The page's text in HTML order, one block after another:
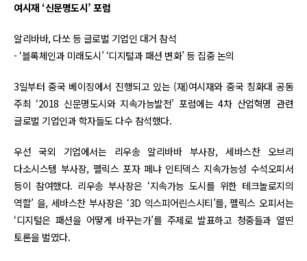
여시재 ‘신문명도시’ 포럼
알리바바, 다쏘 등 글로벌 기업인 대거 참석
- ‘블록체인과 미래도시’ ‘디지털과 패션 변화’ 등 집중 논의
3일부터 중국 베이징에서 진행되고 있는 (재)여시재와 중국 칭화대 공동
주최 ‘2018 신문명도시와 지속가능발전’ 포럼에는 4차 산업혁명 관련
글로벌 기업인과 학자들도 다수 참석했다.
우선 국외 기업에서는 리우송 알리바바 부사장, 세바스찬 오브리
다소시스템 부사장, 펠릭스 포자 페냐 인티덱스 지속가능성 수석오피서
등이 참여했다. 리우송 부사장은 ‘지속가능 도시를 위한 테크놀로지의
역할’ 을, 세바스찬 부사장은 ‘3D 익스피어린스시티’를, 펠릭스 오피서는
‘디지털은 패션을 어떻게 바꾸는가’를 주제로 발표하고 청중들과 열띤
토론을 벌였다.